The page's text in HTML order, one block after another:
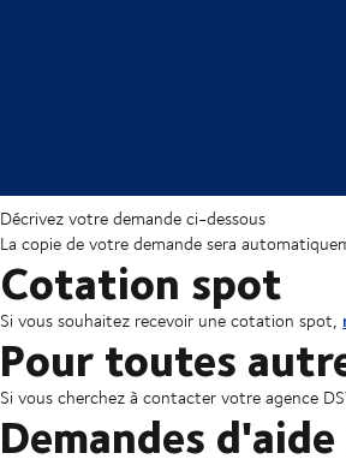
Décrivez votre demande ci-dessous
La copie de votre demande sera
Cotation spot
Si vous souhaitez recevoir une cotation spot,
Pour toutes
Si vous cherchez à contacter votre agence
Demandes